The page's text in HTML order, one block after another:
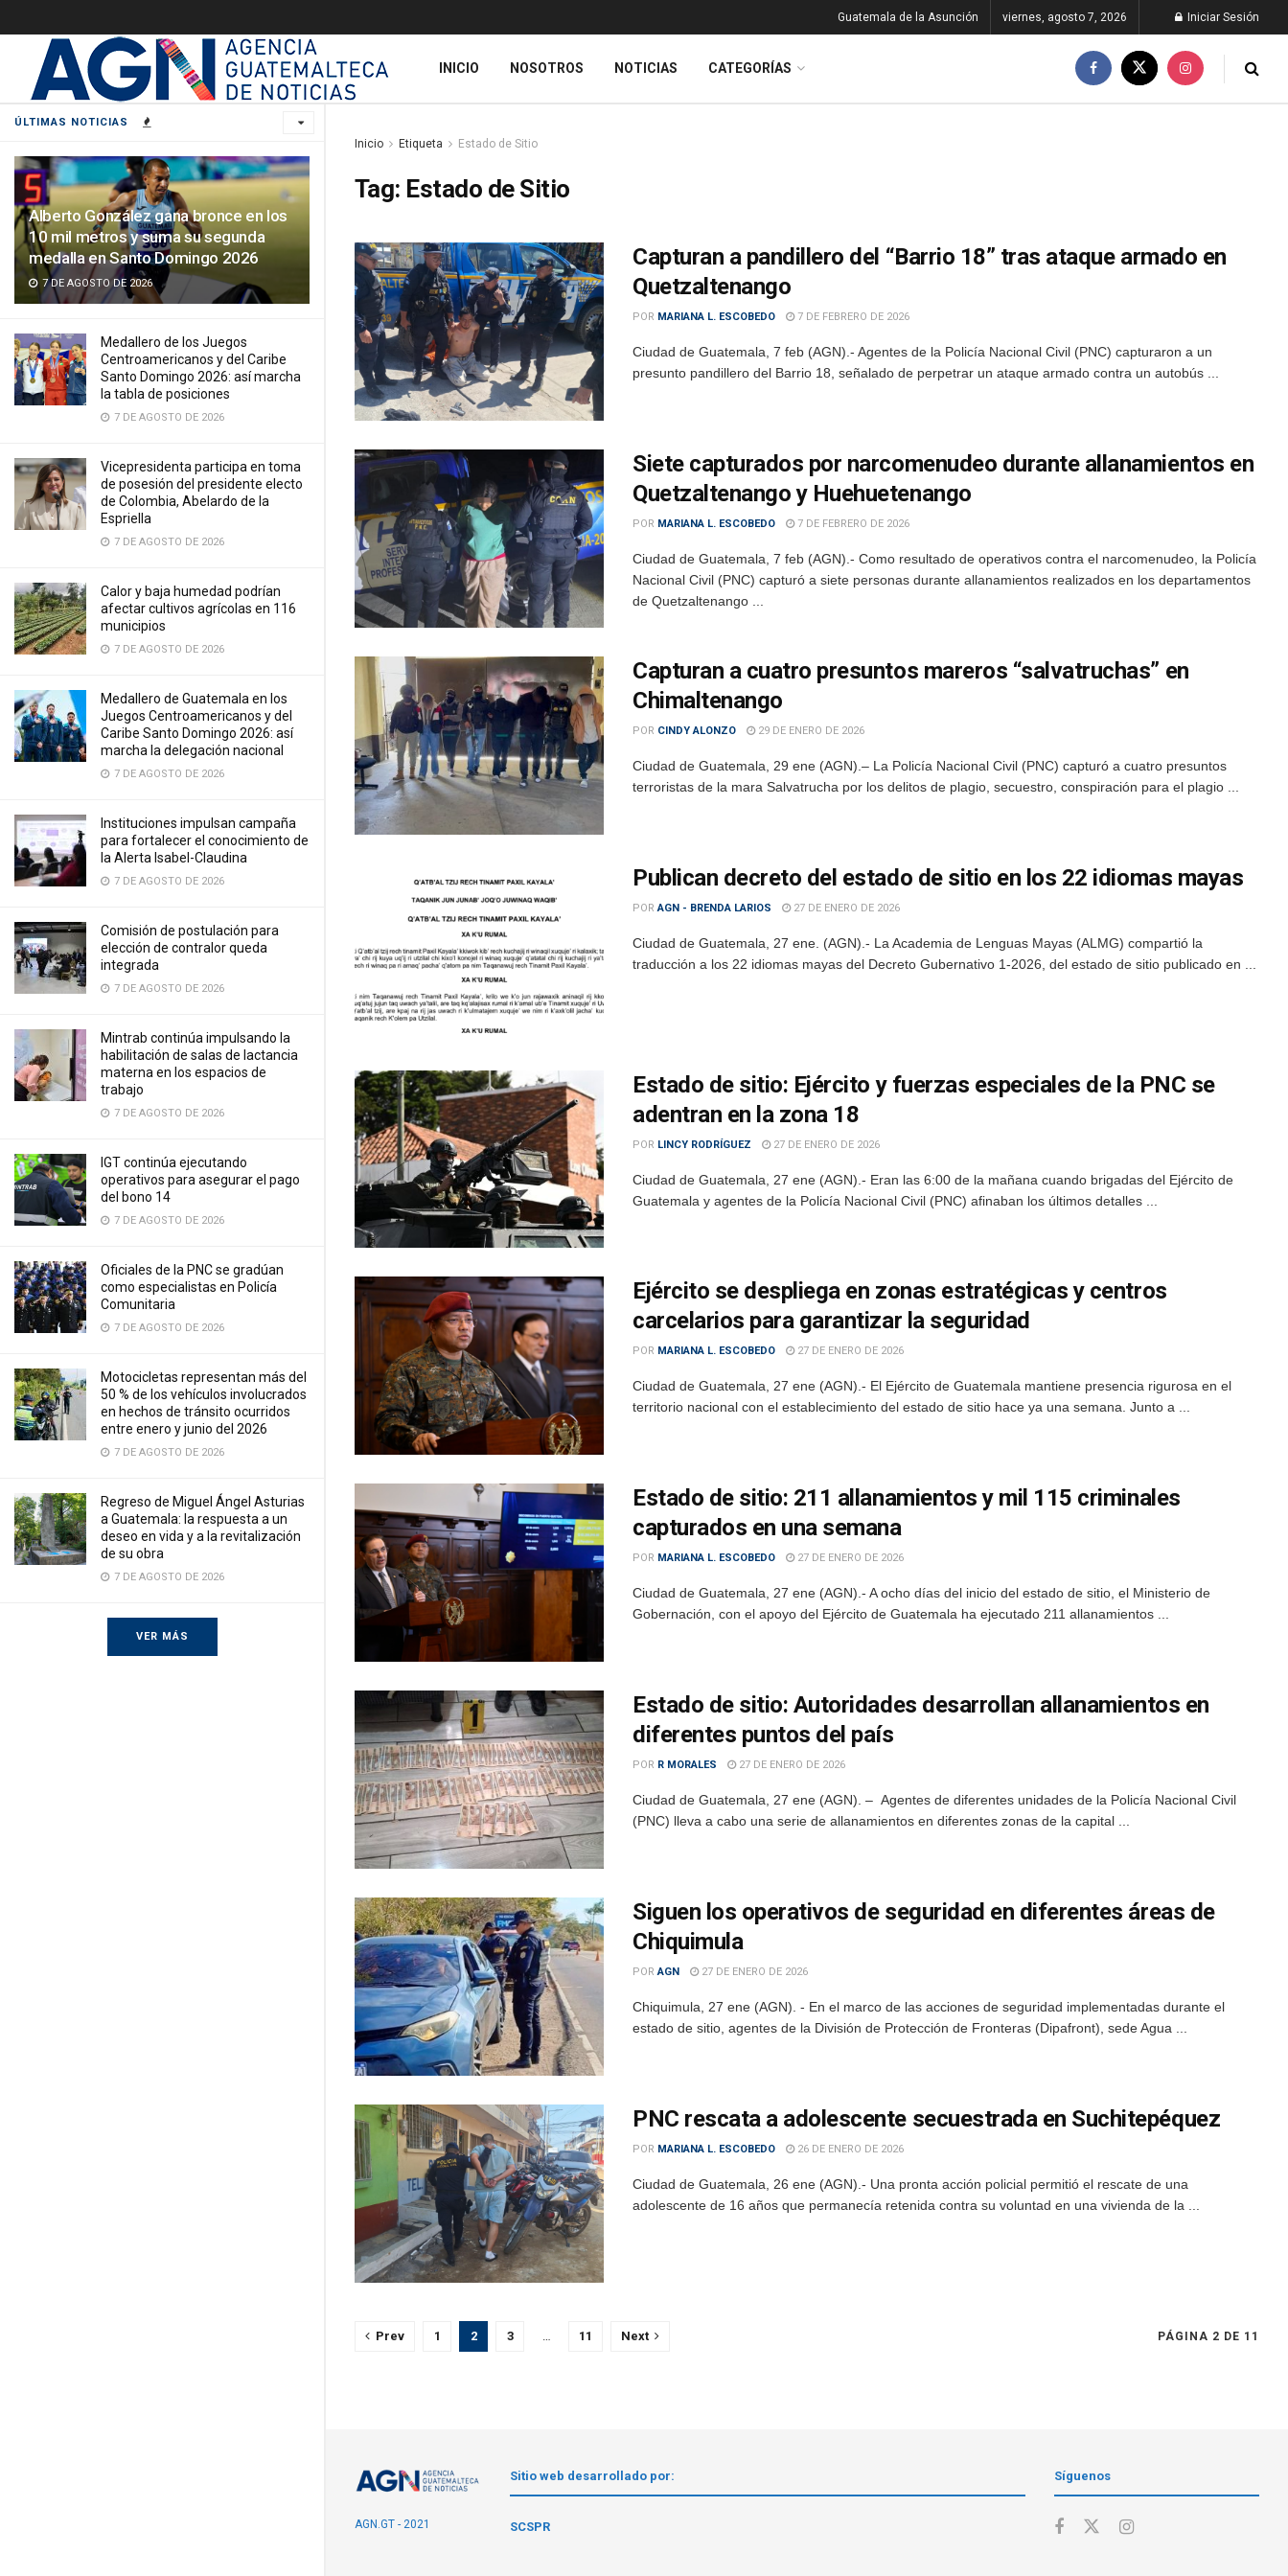
ÚLTIMAS NOTICIAS
Alberto González gana bronce en los
10 mil metros y suma su segunda
medalla en Santo Domingo 2026
7 DE AGOSTO DE 2026
Medallero de los Juegos
Centroamericanos y del Caribe
Santo Domingo 2026: así marcha
la tabla de posiciones
7 DE AGOSTO DE 2026
Vicepresidenta participa en toma
de posesión del presidente electo
de Colombia, Abelardo de la
Espriella
7 DE AGOSTO DE 2026
Calor y baja humedad podrían
afectar cultivos agrícolas en 116
municipios
7 DE AGOSTO DE 2026
Medallero de Guatemala en los
Juegos Centroamericanos y del
Caribe Santo Domingo 2026: así
marcha la delegación nacional
7 DE AGOSTO DE 2026
Instituciones impulsan campaña
para fortalecer el conocimiento de
la Alerta Isabel-Claudina
7 DE AGOSTO DE 2026
Comisión de postulación para
elección de contralor queda
integrada
7 DE AGOSTO DE 2026
Mintrab continúa impulsando la
habilitación de salas de lactancia
materna en los espacios de
trabajo
7 DE AGOSTO DE 2026
IGT continúa ejecutando
operativos para asegurar el pago
del bono 14
7 DE AGOSTO DE 2026
Oficiales de la PNC se gradúan
como especialistas en Policía
Comunitaria
7 DE AGOSTO DE 2026
Motocicletas representan más del
50 % de los vehículos involucrados
en hechos de tránsito ocurridos
entre enero y junio del 2026
7 DE AGOSTO DE 2026
Regreso de Miguel Ángel Asturias
a Guatemala: la respuesta a un
deseo en vida y a la revitalización
de su obra
7 DE AGOSTO DE 2026
VER MÁS
Guatemala de la Asunción viernes, agosto 7, 2026 Iniciar Sesión
INICIO NOSOTROS NOTICIAS CATEGORÍAS
Inicio Etiqueta Estado de Sitio
Tag: Estado de Sitio
Capturan a pandillero del “Barrio 18” tras ataque armado en
Quetzaltenango
POR MARIANA L. ESCOBEDO 7 DE FEBRERO DE 2026
Ciudad de Guatemala, 7 feb (AGN).- Agentes de la Policía Nacional Civil (PNC) capturaron a un
presunto pandillero del Barrio 18, señalado de perpetrar un ataque armado contra un autobús ...
Siete capturados por narcomenudeo durante allanamientos en
Quetzaltenango y Huehuetenango
POR MARIANA L. ESCOBEDO 7 DE FEBRERO DE 2026
Ciudad de Guatemala, 7 feb (AGN).- Como resultado de operativos contra el narcomenudeo, la Policía
Nacional Civil (PNC) capturó a siete personas durante allanamientos realizados en los departamentos
de Quetzaltenango ...
Capturan a cuatro presuntos mareros “salvatruchas” en
Chimaltenango
POR CINDY ALONZO 29 DE ENERO DE 2026
Ciudad de Guatemala, 29 ene (AGN).– La Policía Nacional Civil (PNC) capturó a cuatro presuntos
terroristas de la mara Salvatrucha por los delitos de plagio, secuestro, conspiración para el plagio ...
Publican decreto del estado de sitio en los 22 idiomas mayas
POR AGN - BRENDA LARIOS 27 DE ENERO DE 2026
Ciudad de Guatemala, 27 ene. (AGN).- La Academia de Lenguas Mayas (ALMG) compartió la
traducción a los 22 idiomas mayas del Decreto Gubernativo 1-2026, del estado de sitio publicado en ...
Estado de sitio: Ejército y fuerzas especiales de la PNC se
adentran en la zona 18
POR LINCY RODRÍGUEZ 27 DE ENERO DE 2026
Ciudad de Guatemala, 27 ene (AGN).- Eran las 6:00 de la mañana cuando brigadas del Ejército de
Guatemala y agentes de la Policía Nacional Civil (PNC) afinaban los últimos detalles ...
Ejército se despliega en zonas estratégicas y centros
carcelarios para garantizar la seguridad
POR MARIANA L. ESCOBEDO 27 DE ENERO DE 2026
Ciudad de Guatemala, 27 ene (AGN).- El Ejército de Guatemala mantiene presencia rigurosa en el
territorio nacional con el establecimiento del estado de sitio hace ya una semana. Junto a ...
Estado de sitio: 211 allanamientos y mil 115 criminales
capturados en una semana
POR MARIANA L. ESCOBEDO 27 DE ENERO DE 2026
Ciudad de Guatemala, 27 ene (AGN).- A ocho días del inicio del estado de sitio, el Ministerio de
Gobernación, con el apoyo del Ejército de Guatemala ha ejecutado 211 allanamientos ...
Estado de sitio: Autoridades desarrollan allanamientos en
diferentes puntos del país
POR R MORALES 27 DE ENERO DE 2026
Ciudad de Guatemala, 27 ene (AGN). – Agentes de diferentes unidades de la Policía Nacional Civil
(PNC) lleva a cabo una serie de allanamientos en diferentes zonas de la capital ...
Siguen los operativos de seguridad en diferentes áreas de
Chiquimula
POR AGN 27 DE ENERO DE 2026
Chiquimula, 27 ene (AGN). - En el marco de las acciones de seguridad implementadas durante el
estado de sitio, agentes de la División de Protección de Fronteras (Dipafront), sede Agua ...
PNC rescata a adolescente secuestrada en Suchitepéquez
POR MARIANA L. ESCOBEDO 26 DE ENERO DE 2026
Ciudad de Guatemala, 26 ene (AGN).- Una pronta acción policial permitió el rescate de una
adolescente de 16 años que permanecía retenida contra su voluntad en una vivienda de la ...
PÁGINA 2 DE 11
Prev 1 2 3 11 Next
AGN.GT - 2021
Sitio web desarrollado por:
SCSPR
Síguenos